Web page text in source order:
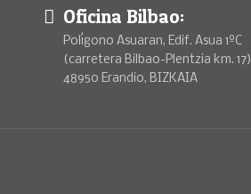
Oficina Bilbao:
Polígono Asuaran, Edif. Asua 1ºC
(carretera Bilbao-Plentzia km. 17)
48950 Erandio, BIZKAIA